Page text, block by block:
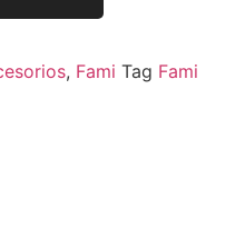
, Fami Tag Fami